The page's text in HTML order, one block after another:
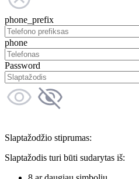
phone_prefix
phone
Password
Slaptažodžio stiprumas:
Slaptažodis turi būti sudarytas iš: